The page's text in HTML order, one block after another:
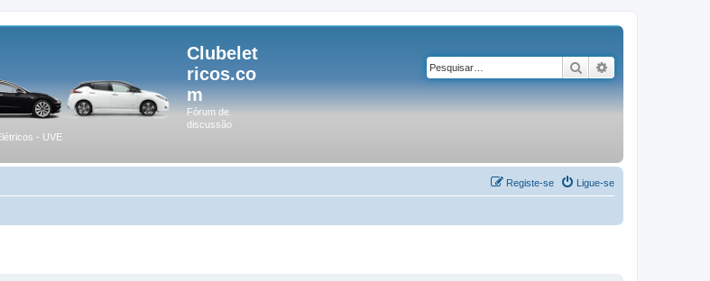
Clubelet
ricos.co
m
Fórum de
discussão
- UVE
Pesquisar
Ligue-se
Registe-se